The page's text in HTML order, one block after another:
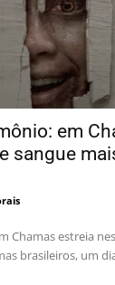
em
sangue
Chamas estreia
brasileiros, um